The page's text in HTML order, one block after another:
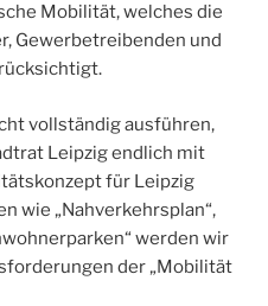
Mobilität, welches die
Gewerbetreibenden und
vollständig ausführen,
Leipzig endlich mit
für Leipzig
wie „Nahverkehrsplan“,
werden wir
der „Mobilität